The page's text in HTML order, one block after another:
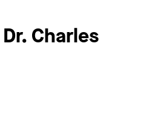
Charles